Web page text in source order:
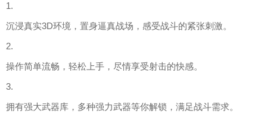
1.
沉浸真实3D环境，置身逼真战场，感受战斗的紧张刺激。
2.
操作简单流畅，轻松上手，尽情享受射击的快感。
3.
拥有强大武器库，多种强力武器等你解锁，满足战斗需求。